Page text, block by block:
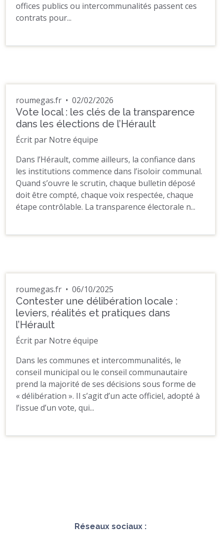
offices publics ou intercommunalités passent ces
contrats pour...
roumegas.fr • 02/02/2026
Vote local : les clés de la transparence
dans les élections de l’Hérault
Écrit par Notre équipe
Dans l’Hérault, comme ailleurs, la confiance dans
les institutions commence dans l’isoloir communal.
Quand s’ouvre le scrutin, chaque bulletin déposé
doit être compté, chaque voix respectée, chaque
étape contrôlable. La transparence électorale n...
roumegas.fr • 06/10/2025
Contester une délibération locale :
leviers, réalités et pratiques dans
l’Hérault
Écrit par Notre équipe
Dans les communes et intercommunalités, le
conseil municipal ou le conseil communautaire
prend la majorité de ses décisions sous forme de
« délibération ». Il s’agit d’un acte officiel, adopté à
l’issue d’un vote, qui...
Réseaux sociaux :